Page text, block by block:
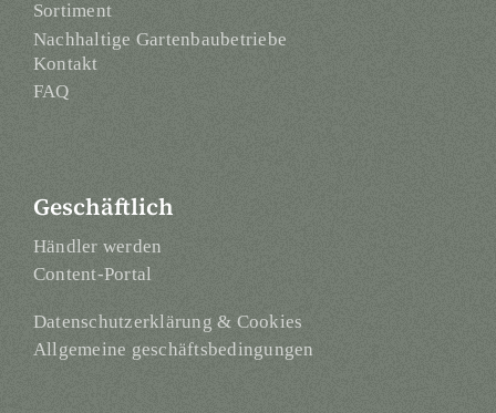
Sortiment
Nachhaltige Gartenbaubetriebe
Kontakt
FAQ
Geschäftlich
Händler werden
Content-Portal
Datenschutzerklärung & Cookies
Allgemeine geschäftsbedingungen